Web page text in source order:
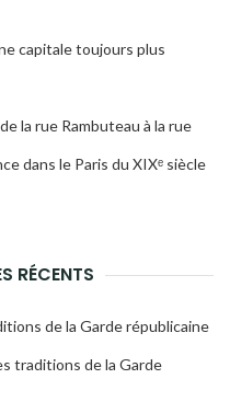
capitale toujours plus
la rue Rambuteau à la rue
dans le Paris du XIXᵉ siècle
RÉCENTS
de la Garde républicaine
traditions de la Garde